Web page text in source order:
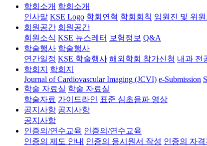
학회소개 학회소개
인사말 KSE Logo 학회연혁 학회회칙 임원진 및 위원
회원공간 회원공간
회원소식 KSE 뉴스레터 보험정보 Q&A
학술행사 학술행사
연간일정 KSE 학술행사 해외학회 참가신청 내과 전
학회지
학회지
Journal of Cardiovascular Imaging (JCVI) e-Submission
학술 자료실 학술 자료실
학술자료 가이드라인 표준 심초음파 영상
공지사항 공지사항
공지사항
인증의/연수교육 인증의/연수교육
인증의 제도 안내 인증의 응시원서 작성 인증의 자